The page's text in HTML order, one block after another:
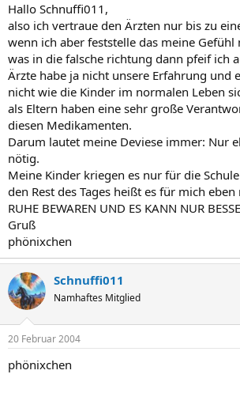
Hallo Schnuffi011,
also ich vertraue den Ärzten nur bis zu
wenn ich aber feststelle das meine
was in die falsche richtung dann pfeif ich
Ärzte habe ja nicht unsere Erfahrung und
nicht wie die Kinder im normalen Leben
als Eltern haben eine sehr große
diesen Medikamenten.
Darum lautet meine Deviese immer: Nur
nötig.
Meine Kinder kriegen es nur für die
den Rest des Tages heißt es für mich
RUHE BEWAREN UND ES KANN NUR
Gruß
phönixchen
Schnuffi011
Namhaftes Mitglied
20 Februar 2004
phönixchen